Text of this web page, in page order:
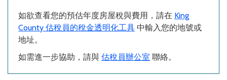
如欲查看您的預估年度房屋稅與費用，請在 King
County 估稅員的稅金透明化工具 中輸入您的地號或
地址。
如需進一步協助，請與 估稅員辦公室 聯絡。